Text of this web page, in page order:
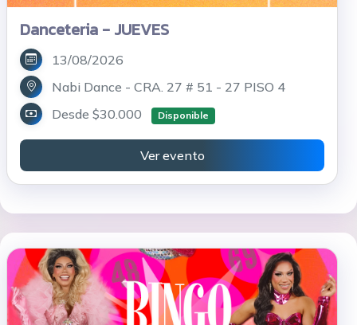
Danceteria - JUEVES
13/08/2026
Nabi Dance - CRA. 27 # 51 - 27 PISO 4
Desde $30.000
Disponible
Ver evento